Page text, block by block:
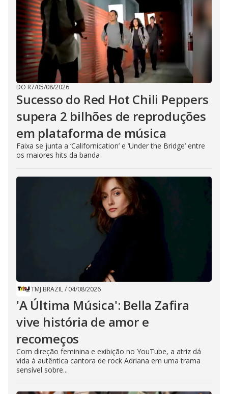
DO R7/05/08/2026
Sucesso do Red Hot Chili Peppers
supera 2 bilhões de reproduções
em plataforma de música
Faixa se junta a ‘Californication’ e ‘Under the Bridge’ entre
os maiores hits da banda
TMJ BRAZIL/ 04/08/2026
'A Última Música': Bella Zafira
vive história de amor e
recomeços
Com direção feminina e exibição no YouTube, a atriz dá
vida à autêntica cantora de rock Adriana em uma trama
sensível sobre...